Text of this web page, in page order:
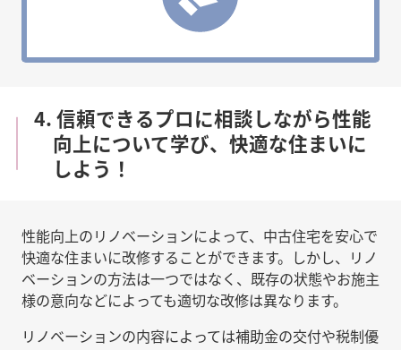
4. 信頼できるプロに相談しながら性能
向上について学び、快適な住まいに
しよう！
性能向上のリノベーションによって、中古住宅を安心で
快適な住まいに改修することができます。しかし、リノ
ベーションの方法は一つではなく、既存の状態やお施主
様の意向などによっても適切な改修は異なります。
リノベーションの内容によっては補助金の交付や税制優